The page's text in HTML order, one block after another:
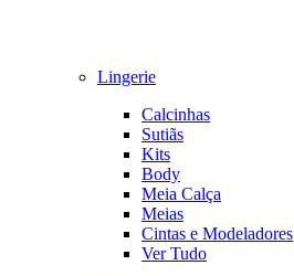
Lingerie
Calcinhas
Sutiãs
Kits
Body
Meia Calça
Meias
Cintas e Modeladores
Ver Tudo